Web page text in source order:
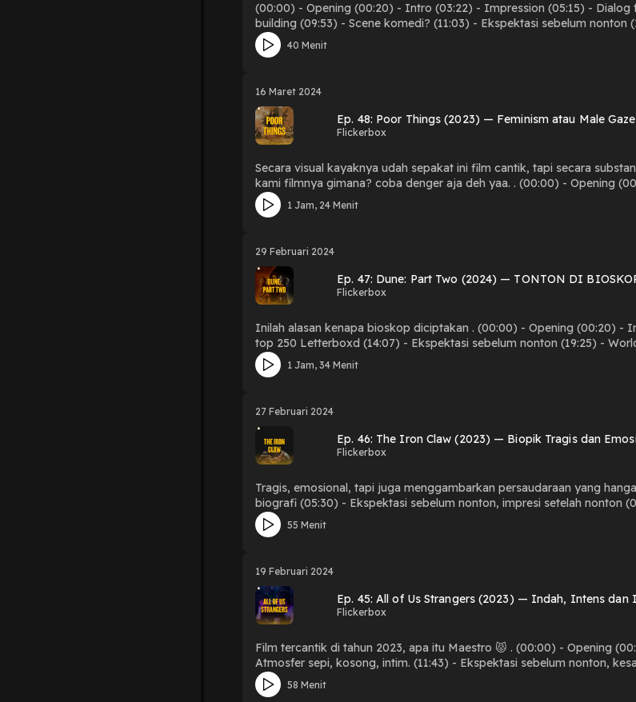
(00:00) - Opening (00:20) - Intro (03:22) - Impression (05:15) -
building (09:53) - Scene komedi? (11:03) - Ekspektasi sebelum
(22:12) - Pacing (25:19) - Film yang menjual (26:11) - Sound (26:46) -
40 Menit
16 Maret 2024
Ep. 48: Poor Things (2023) — Feminism atau Male
Flickerbox
Secara visual kayaknya udah sepakat ini film cantik, tapi secara
kami filmnya gimana? coba denger aja deh yaa. . (00:00) - Opening
sebelum nonton (16:38) - Aspek visual film (26:28) - Poster, font,
scenes (47:14) - Isu feminism dalam film dan tanggapan Yorgos
1 Jam, 24 Menit
29 Februari 2024
Ep. 47: Dune: Part Two (2024) — TONTON DI
Flickerbox
Inilah alasan kenapa bioskop diciptakan . (00:00) - Opening (00:20) -
top 250 Letterboxd (14:07) - Ekspektasi sebelum nonton (19:25) -
budaya, agama, politik (44:23) - Kostum, make up (53:03) - Real-
dialog (59:21) - Dune part 1 vs part 2 (01:03:18) - Experience nonton
(01:32:57) - Rating
1 Jam, 34 Menit
27 Februari 2024
Ep. 46: The Iron Claw (2023) — Biopik Tragis dan
Flickerbox
Tragis, emosional, tapi juga menggambarkan persaudaraan yang hangat. (00:00) - Opening (00:20) - Introduction (04:46) -
biografi (05:30) - Ekspektasi sebelum nonton, impresi setelah
(10:39) - Tentang Chris, karakter yang dihilangkan di film (13:24) - SPOILER (17:06) - Akurasi film biografi (20:49) - Biopic di tahun 2023
Bahas film Maestro dikit (27:38) - Toxic masculinity di The Iron Claw
Rating (54:11) - Bocoran podcast next episode
55 Menit
19 Februari 2024
Ep. 45: All of Us Strangers (2023) — Indah, Intens dan
Flickerbox
Film tercantik di tahun 2023, apa itu Maestro 😾 . (00:00) - Opening
Atmosfer sepi, kosong, intim. (11:43) - Ekspektasi sebelum nonton,
acceptance, dll (19:53) - Unsur LGBTQ dalam film (22:48) - Proses
Mescal) (29:16) - Kedalaman karakter (31:38) - Cast performance
58 Menit